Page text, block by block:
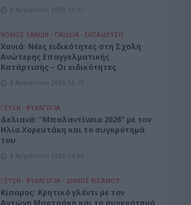
8 Αυγούστου 2026 16:27
ΝΟΜΌΣ ΧΑΝΊΩΝ • ΠΑΙΔΕΙΑ - ΕΚΠΑΙΔΕΥΣΗ
Χανιά: Νέες ειδικότητες στη Σχολή
Ανώτερης Επαγγελματικής
Κατάρτισης – Οι ειδικότητες
8 Αυγούστου 2026 16:19
ΓΕΎΣΗ - ΨΥΧΑΓΩΓΊΑ
Δελιανά: “Μπαλαντίνεια 2026” με τον
Ηλία Χορευτάκη και το συγκρότημά
του
8 Αυγούστου 2026 14:03
ΓΕΎΣΗ - ΨΥΧΑΓΩΓΊΑ • ΔΉΜΟΣ ΚΙΣΆΜΟΥ
Kίσαμος: Κρητικό γλέντι με τον
Αντώνη Μαρτσάκη και το συγκρότημά